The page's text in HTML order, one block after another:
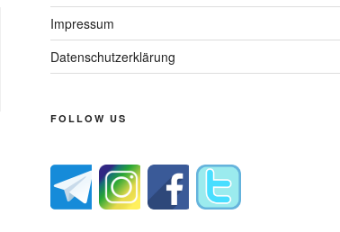
Impressum
Datenschutzerklärung
FOLLOW US